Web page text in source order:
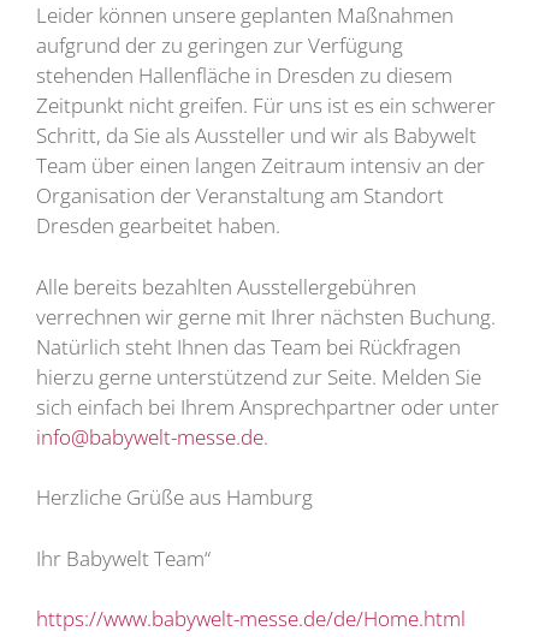
Leider können unsere geplanten Maßnahmen
aufgrund der zu geringen zur Verfügung
stehenden Hallenfläche in Dresden zu diesem
Zeitpunkt nicht greifen. Für uns ist es ein schwerer
Schritt, da Sie als Aussteller und wir als Babywelt
Team über einen langen Zeitraum intensiv an der
Organisation der Veranstaltung am Standort
Dresden gearbeitet haben.
Alle bereits bezahlten Ausstellergebühren
verrechnen wir gerne mit Ihrer nächsten Buchung.
Natürlich steht Ihnen das Team bei Rückfragen
hierzu gerne unterstützend zur Seite. Melden Sie
sich einfach bei Ihrem Ansprechpartner oder unter
info@babywelt-messe.de.
Herzliche Grüße aus Hamburg
Ihr Babywelt Team“
https://www.babywelt-messe.de/de/Home.html